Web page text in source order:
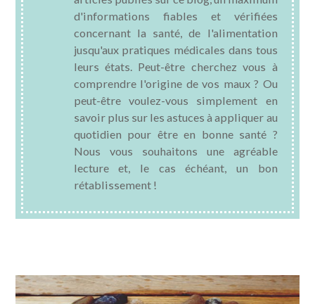
SANTÉ BUCCO-DENTAIRE
SEXUALITÉ
SENIOR
CONTACT
d'informations fiables et vérifiées
concernant la santé, de l'alimentation
jusqu'aux pratiques médicales dans tous
leurs états. Peut-être cherchez vous à
comprendre l'origine de vos maux ? Ou
peut-être voulez-vous simplement en
savoir plus sur les astuces à appliquer au
quotidien pour être en bonne santé ?
Nous vous souhaitons une agréable
lecture et, le cas échéant, un bon
rétablissement !